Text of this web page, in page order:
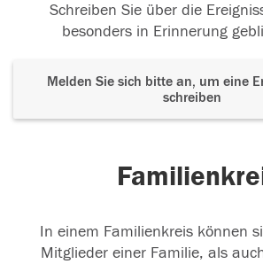
Schreiben Sie über die
besonders in Erinnerung
Melden Sie sich bitte an, um eine
schreiben
In einem Familienkreis können
Mitglieder einer Familie, als